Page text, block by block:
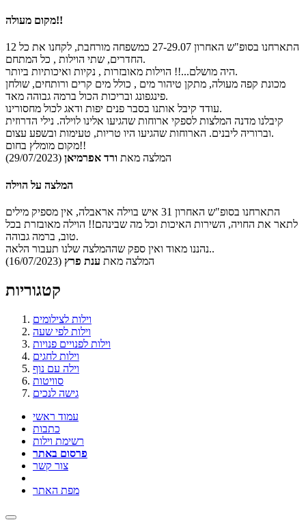
מקום מעולה!!
התארחנו בסופ"ש האחרון 27-29.07 כמשפחה מורחבת, לקחנו את כל 12
החדרים, שתי הוילות , כל המתחם.
היה מושלם...!! הוילות מאובזרות , נקיות ואיכותיות ביותר.
מכונת קפה מעולה, מתקן טיהור מים , כולל מים קרים ורותחים, שולחן
פינגפונג ובריכות הכול ברמה גבוהה מאד.
עודד קיבל אותנו בסבר פנים יפות ודאג לכול מחסורינו.
קיבלנו מדנה המלצות לספקי ארוחות שהגיעו אלינו לוילה. נילי הדרוזית
וברוריה ליבנים. הארוחות שהגיעו היו טריות, טעימות ובשפע עצום.
מקום מומלץ בחום!!
המלצה מאת ורד אפרמיאן (29/07/2023)
המלצה על הוילה
התארחנו בסופ"ש האחרון 31 איש בוילה אראבלה, אין מספיק מילים
לתאר את החויה, השירות האיכות וכל מה שבינהם!! הוילה מאובזרת בכל
טוב, ברמה גבוהה.
נהננו מאוד ואין ספק שההמלצה שלנו תעבור הלאה..
המלצה מאת ענת פרץ (16/07/2023)
קטגוריות
וילות לצילומים
וילות לפי שעה
וילות לפנויים פנויות
וילות לחגים
וילה עם נוף
סוויטות
גישה לנכים
עמוד ראשי
כתבות
רשימת וילות
פרסום באתר
צור קשר
מפת האתר